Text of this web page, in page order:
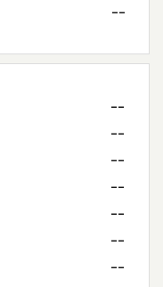
--
--
--
--
--
--
--
--